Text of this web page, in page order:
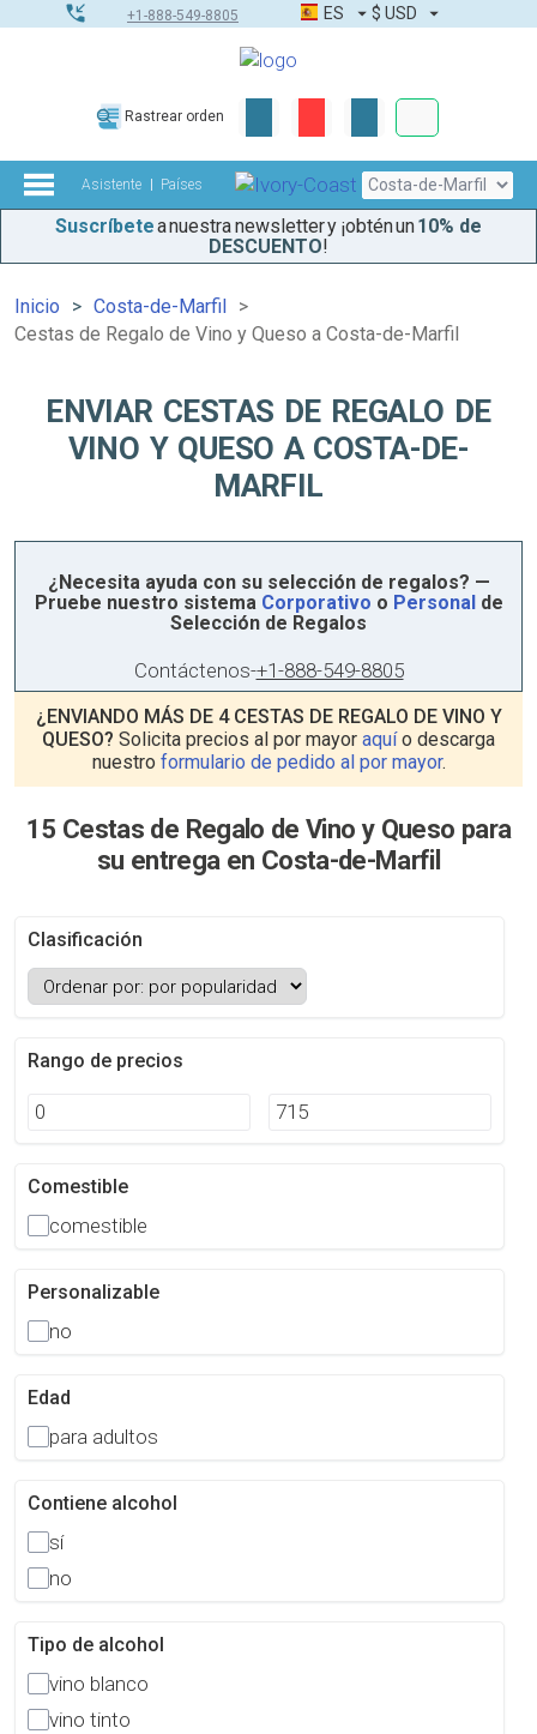
+1-888-549-8805 ES $ USD
Rastrear orden
Asistente Países
Suscríbetea nuestra newsletter y ¡obtén un10% de
DESCUENTO!
Inicio
Costa-de-Marfil
Cestas de Regalo de Vino y Queso a Costa-de-Marfil
ENVIAR CESTAS DE REGALO DE
VINO Y QUESO A COSTA-DE-
MARFIL
¿Necesita ayuda con su selección de regalos? —
Pruebe nuestro sistema Corporativo o Personalde
Selección de Regalos
Contáctenos-+1-888-549-8805
¿ENVIANDO MÁS DE 4 CESTAS DE REGALO DE VINO Y
QUESO? Solicita precios al por mayor aquío descarga
nuestro formulario de pedido al por mayor.
15 Cestas de Regalo de Vino y Queso para
su entrega en Costa-de-Marfil
Clasificación
Rango de precios
Comestible
comestible
Personalizable
no
Edad
para adultos
Contiene alcohol
sí
no
Tipo de alcohol
vino blanco
vino tinto